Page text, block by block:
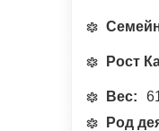
Рост
Вес:
Род